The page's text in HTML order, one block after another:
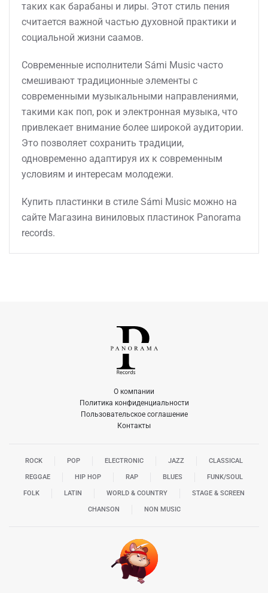
таких как барабаны и лиры. Этот стиль пения
считается важной частью духовной практики и
социальной жизни саамов.
Современные исполнители Sámi Music часто
смешивают традиционные элементы с
современными музыкальными направлениями,
такими как поп, рок и электронная музыка, что
привлекает внимание более широкой аудитории.
Это позволяет сохранить традиции,
одновременно адаптируя их к современным
условиям и интересам молодежи.
Купить пластинки в стиле Sámi Music можно на
сайте Магазина виниловых пластинок Panorama
records.
О компании
Политика конфиденциальности
Пользовательское соглашение
Контакты
ROCK POP ELECTRONIC JAZZ CLASSICAL
REGGAE HIP HOP RAP BLUES FUNK/SOUL
FOLK LATIN WORLD & COUNTRY STAGE & SCREEN
CHANSON NON MUSIC